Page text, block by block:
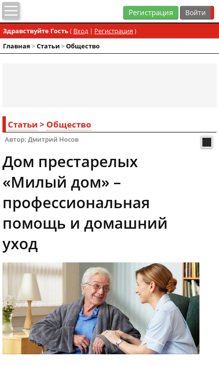
Регистрация
Здравствуйте Гость( Вход| Регистрация )
Главная >Статьи>Общество
Статьи > Общество
Автор: Дмитрий Носов
Дом престарелых
«Милый дом» –
профессиональная
помощь и домашний
уход